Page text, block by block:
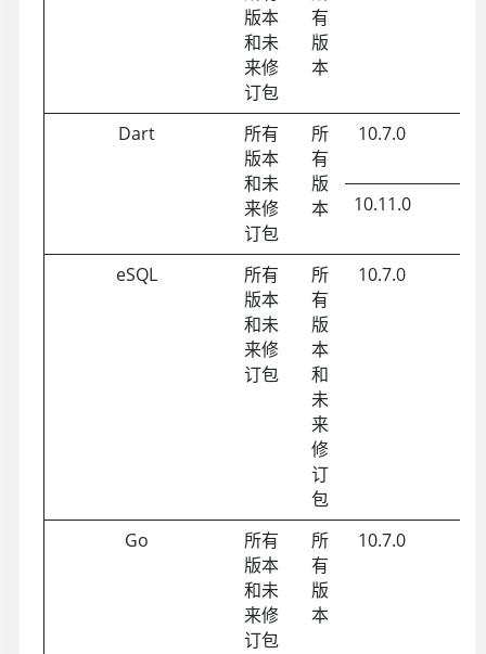
版本
和未
来修
订包
有
版
本
Dart
所有
版本
和未
来修
订包
所
有
版
本
10.7.0
10.11.0
eSQL
所有
版本
和未
来修
订包
所
有
版
本
和
未
来
修
订
包
10.7.0
Go
所有
版本
和未
来修
订包
所
有
版
本
10.7.0